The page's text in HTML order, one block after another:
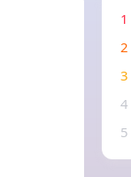
1
2
3
4
5